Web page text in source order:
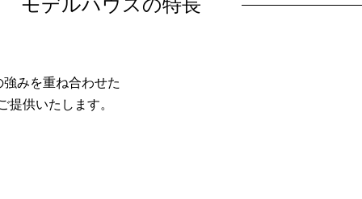
モデルハウスの特長
みを重ね合わせた
提供いたします。